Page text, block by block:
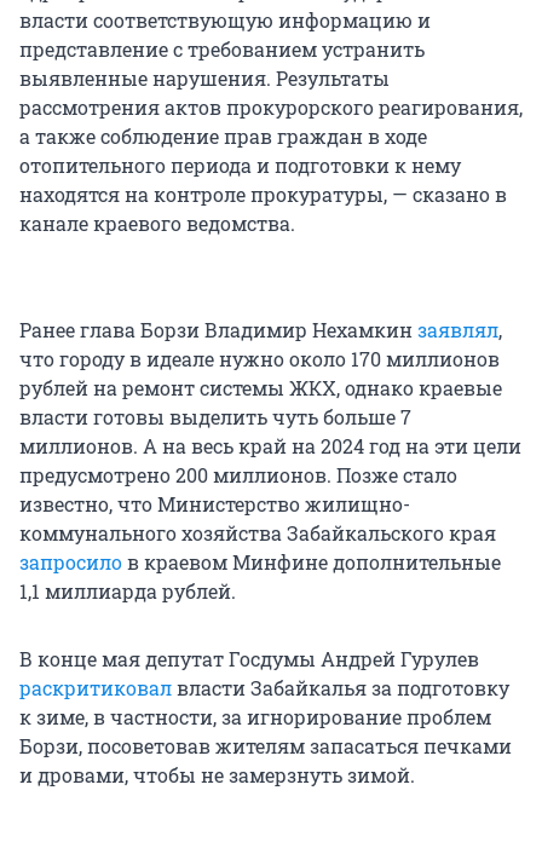
власти соответствующую информацию и
представление с требованием устранить
выявленные нарушения. Результаты
рассмотрения актов прокурорского реагирования,
а также соблюдение прав граждан в ходе
отопительного периода и подготовки к нему
находятся на контроле прокуратуры, — сказано в
канале краевого ведомства.
Ранее глава Борзи Владимир Нехамкинзаявлял,
что городу в идеале нужно около 170 миллионов
рублей на ремонт системы ЖКХ, однако краевые
власти готовы выделить чуть больше 7
миллионов. А на весь край на 2024 год на эти цели
предусмотрено 200 миллионов. Позже стало
известно, что Министерство жилищно-
коммунального хозяйства Забайкальского края
запросилов краевом Минфине дополнительные
1,1 миллиарда рублей.
В конце мая депутат Госдумы Андрей Гурулев
раскритиковалвласти Забайкалья за подготовку
к зиме, в частности, за игнорирование проблем
Борзи, посоветовав жителям запасаться печками
и дровами, чтобы не замерзнуть зимой.